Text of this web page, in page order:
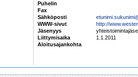
Puhelin
Fax
Sähköposti
WWW-sivut
http://
Jäsenyys
Liittymisaika
1.1.2011
Aloitusajankohta